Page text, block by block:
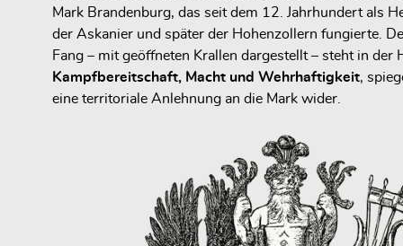
Mark Brandenburg, das seit dem 12. Jahrhundert als
der Askanier und später der Hohenzollern fungierte.
Fang – mit geöffneten Krallen dargestellt – steht in der
Kampfbereitschaft, Macht und Wehrhaftigkeit,
eine territoriale Anlehnung an die Mark wider.